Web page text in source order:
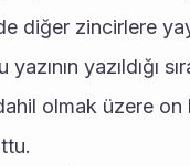
diğer zincirlere
yazıldığı
olmak üzere